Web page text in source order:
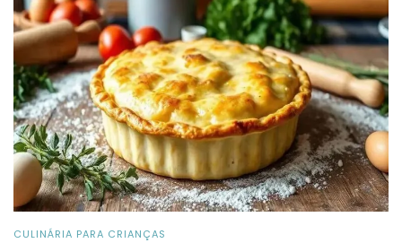
CULINÁRIA PARA CRIANÇAS